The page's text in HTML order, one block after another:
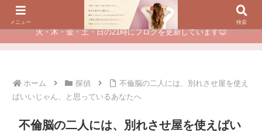
夫に不倫されたつらい経験が、あなたのチャンスに変わるカウンセリング
火・木・金・土・日の21時にブログを更新しています😊
ホーム 探偵
不倫脳の二人には、別れさせ屋を使え
ばいいじゃん、と思っているあなたへ
不倫脳の二人には、別れさせ屋を使えばい
メニュー 検索